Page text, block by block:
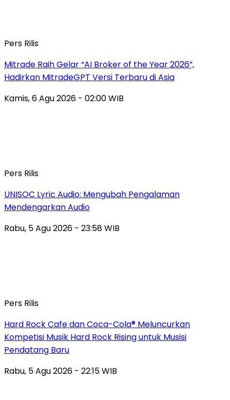
Pers Rilis
Mitrade Raih Gelar “AI Broker of the Year 2026”,
Hadirkan MitradeGPT Versi Terbaru di Asia
Kamis, 6 Agu 2026 - 02:00 WIB
Pers Rilis
UNISOC Lyric Audio: Mengubah Pengalaman
Mendengarkan Audio
Rabu, 5 Agu 2026 - 23:58 WIB
Pers Rilis
Hard Rock Cafe dan Coca-Cola® Meluncurkan
Kompetisi Musik Hard Rock Rising untuk Musisi
Pendatang Baru
Rabu, 5 Agu 2026 - 22:15 WIB